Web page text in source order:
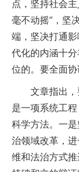
点，坚持社会
毫不动摇”，坚
端，坚决打通
代化的内涵十
位的。要全面协
文章指出，
是一项系统工
科学方法。一
治领域改革，
维和法治方式